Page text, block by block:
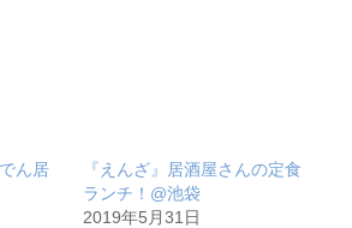
ん居
『えんざ』居酒屋さんの定食
ランチ！@池袋
2019年5月31日